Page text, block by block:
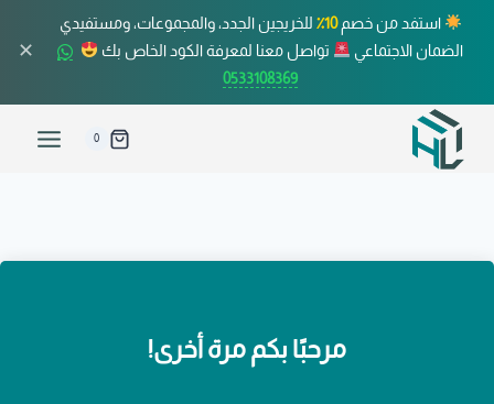
استفد من خصم10٪
للخريجين الجدد، والمجموعات، ومستفيدي
الضمان الاجتماعي
تواصل معنا لمعرفة الكود الخاص بك
0533108369
✕
0
مرحبًا بكم مرة أخرى!